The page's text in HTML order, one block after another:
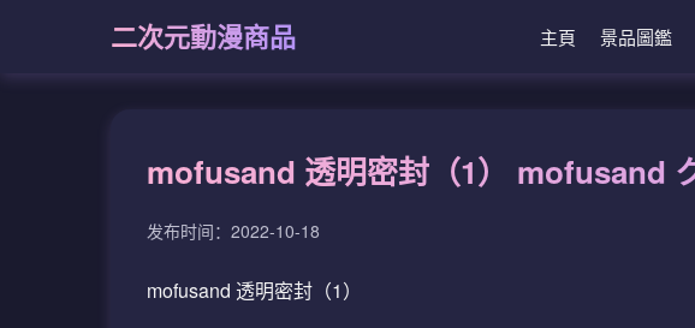
二次元動漫商品 主頁 景品圖鑑
mofusand 透明密封（1） mofusand
发布时间：2022-10-18
mofusand 透明密封（1）